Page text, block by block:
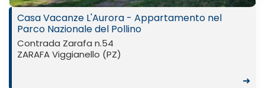
Casa Vacanze L'Aurora - Appartamento nel
Parco Nazionale del Pollino
Contrada Zarafa n.54
ZARAFA Viggianello (PZ)
➜